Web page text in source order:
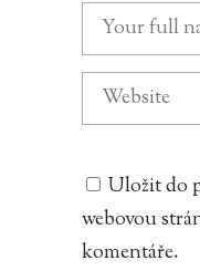
Uložit do
webovou
komentáře.